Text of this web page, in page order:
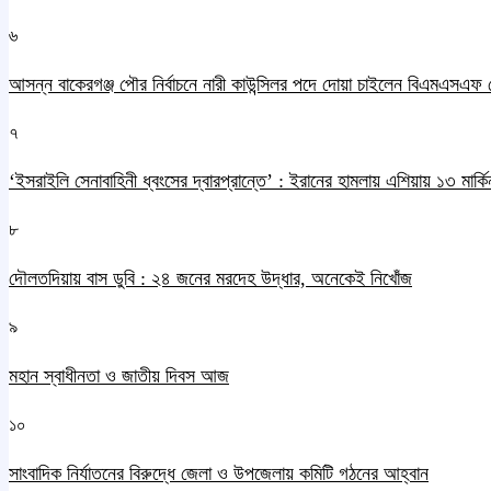
৬
আসন্ন বাকেরগঞ্জ পৌর নির্বাচনে নারী কাউন্সিলর পদে দোয়া চাইলেন বিএমএসএফ
৭
‘ইসরাইলি সেনাবাহিনী ধ্বংসের দ্বারপ্রান্তে’ : ইরানের হামলায় এশিয়ায় ১৩
৮
দৌলতদিয়ায় বাস ডুবি : ২৪ জনের মরদেহ উদ্ধার, অনেকেই নিখোঁজ
৯
মহান স্বাধীনতা ও জাতীয় দিবস আজ
১০
সাংবাদিক নির্যাতনের বিরুদ্ধে জেলা ও উপজেলায় কমিটি গঠনের আহ্বান